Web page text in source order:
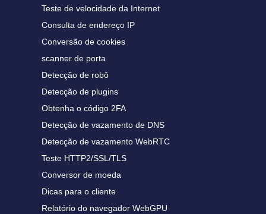
Teste de velocidade da Internet
Consulta de endereço IP
Conversão de cookies
scanner de porta
Detecção de robô
Detecção de plugins
Obtenha o código 2FA
Detecção de vazamento de DNS
Detecção de vazamento WebRTC
Teste HTTP2/SSL/TLS
Conversor de moeda
Dicas para o cliente
Relatório do navegador WebGPU